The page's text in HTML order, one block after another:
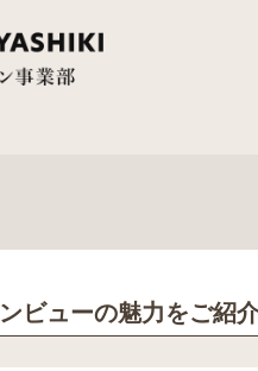
ビューの魅力をご紹